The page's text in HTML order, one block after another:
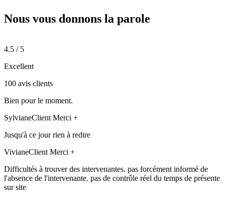
Nous vous donnons la parole
4.5 / 5
Excellent
100 avis clients
Bien pour le moment.
SylvianeClient Merci +
Jusqu'à ce jour rien à redire
VivianeClient Merci +
Difficultés à trouver des intervenantes. pas forcément informé de
l'absence de l'intervenante. pas de contrôle réel du temps de présente
sur site